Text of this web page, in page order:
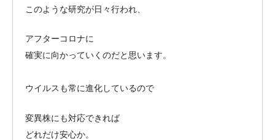
このような研究が日々行われ、
アフターコロナに
確実に向かっていくのだと思います。
ウイルスも常に進化しているので
変異株にも対応できれば
どれだけ安心か。